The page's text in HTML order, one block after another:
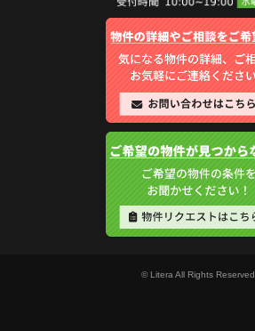
© Litera All Rights Reserved.